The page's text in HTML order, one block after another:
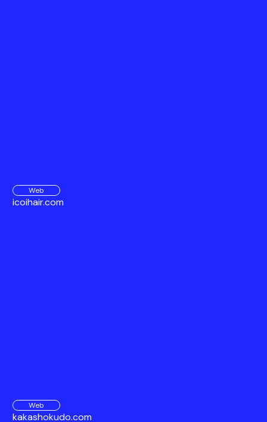
Web
icoihair.com
Web
kakashokudo.com